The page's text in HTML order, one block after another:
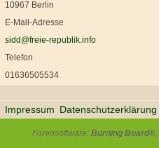
10967 Berlin
E-Mail-Adresse
sidd@freie-republik.info
Telefon
01636505534
Impressum Datenschutzerklärung
Forensoftware: Burning Board®